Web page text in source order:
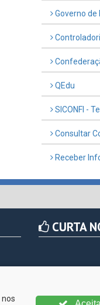
Governo de
QEdu
SICONFI -
Consultar
Receber
CURTA